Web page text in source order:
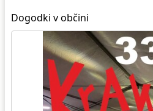
Dogodki v občini